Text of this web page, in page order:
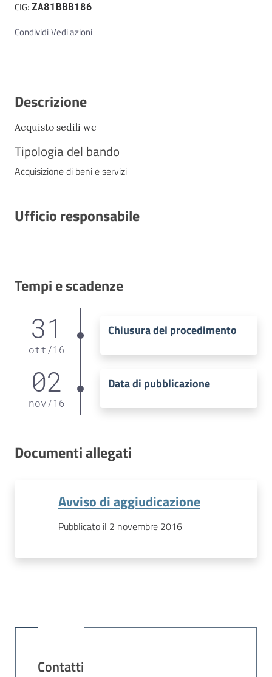
CIG:ZA81BBB186
CondividiVedi azioni
Descrizione
Acquisto sedili wc
Tipologia del bando
Acquisizione di beni e servizi
Ufficio responsabile
Tempi e scadenze
31
ott /16
Chiusura del procedimento
02
nov/16
Data di pubblicazione
Documenti allegati
Avviso di aggiudicazione
Pubblicato il 2 novembre 2016
Contatti